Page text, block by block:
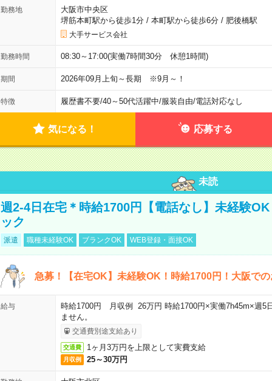
勤務地
大阪市中央区
堺筋本町駅から徒歩1分/ 本町駅から徒歩6分/ 肥後橋駅
大手サービス会社
勤務時間 08:30～17:00(実働7時間30分 休憩1時間)
期間 2026年09月上旬～長期 ※9月～！
特徴 履歴書不要/40～50代活躍中/服装自由/電話対応なし
気になる！ 応募する
未読
週2-4日在宅＊時給1700円【電話なし】未経験
ック
派遣 職種未経験OK ブランクOK WEB登録・面接OK
急募！【在宅OK】未経験OK！時給1700円！大阪での
給与
時給1700円 月収例 26万円 時給1700円×実働7h45m×週5
ません。
交通費別途支給あり
交通費 1ヶ月3万円を上限として実費支給
月収例 25～30万円